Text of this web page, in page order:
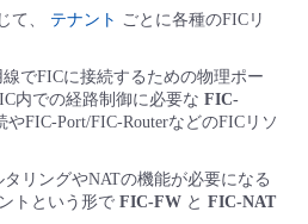
て、 テナント ごとに各種のFICリ
でFICに接続するための物理ポー
内での経路制御に必要な FIC-
FIC-Port/FIC-RouterなどのFICリソ
リングやNATの機能が必要になる
トという形で FIC-FW と FIC-NAT